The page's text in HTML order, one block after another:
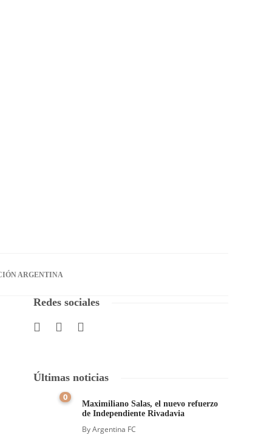
ARGENTINA
Redes sociales
Últimas noticias
0
Maximiliano Salas, el nuevo refuerzo
de Independiente Rivadavia
ByArgentina FC